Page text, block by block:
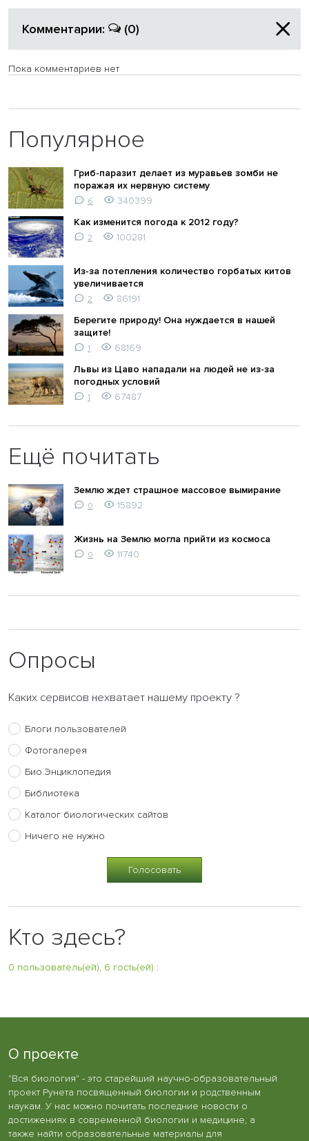
Комментарии: (0)
Пока комментариев нет
Популярное
Гриб-паразит делает из муравьев зомби не
поражая их нервную систему
6
340399
Как изменится погода к 2012 году?
2 100281
Из-за потепления количество горбатых китов
увеличивается
2
86191
Берегите природу! Она нуждается в нашей
защите!
1
68169
Львы из Цаво нападали на людей не из-за
погодных условий
1 67487
Ещё почитать
Землю ждет страшное массовое вымирание
0 15892
Жизнь на Землю могла прийти из космоса
0 11740
Опросы
Каких сервисов нехватает нашему проекту ?
Блоги пользователей
Фотогалерея
Био.Энциклопедия
Библиотека
Каталог биологических сайтов
Ничего не нужно
Кто здесь?
0 пользователь(ей), 6 гость(ей) :
О проекте
"Вся биология" - это старейший научно-образовательный
проект Рунета посвященный биологии и родственным
наукам. У нас можно почитать последние новости о
достижениях в современной биологии и медицине, а
также найти образовательные материалы для